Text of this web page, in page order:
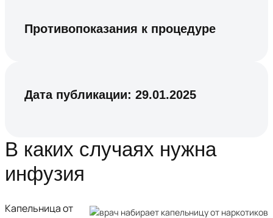
Противопоказания к процедуре
Дата публикации: 29.01.2025
В каких случаях нужна
инфузия
Капельница от